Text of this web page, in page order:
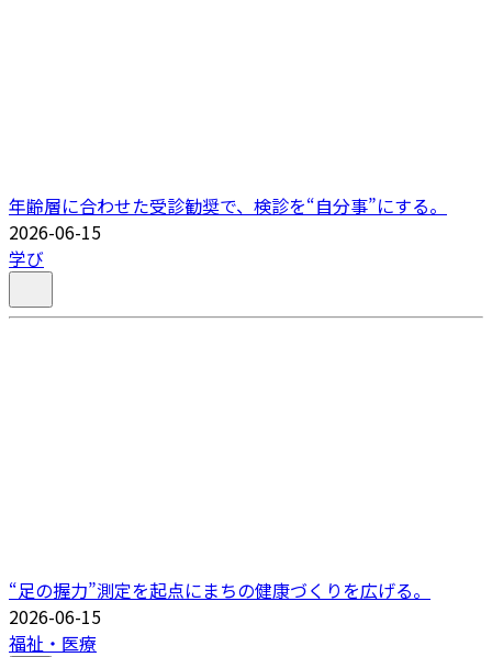
年齢層に合わせた受診勧奨で、検診を“自分事”にする。
2026-06-15
学び
“足の握力”測定を起点にまちの健康づくりを広げる。
2026-06-15
福祉・医療